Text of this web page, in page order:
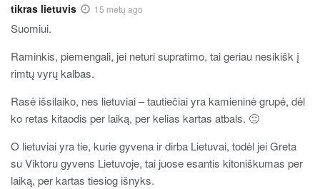
tikras lietuvis 15 metų ago
Suomiui.
Raminkis, piemengali, jei neturi supratimo, tai geriau nesikišk į
rimtų vyrų kalbas.
Rasė išsilaiko, nes lietuviai – tautiečiai yra kamieninė grupė, dėl
ko retas kitaodis per laiką, per kelias kartas atbals. 🙂
O lietuviai yra tie, kurie gyvena ir dirba Lietuvai, todėl jei Greta
su Viktoru gyvens Lietuvoje, tai juose esantis kitoniškumas per
laiką, per kartas tiesiog išnyks.